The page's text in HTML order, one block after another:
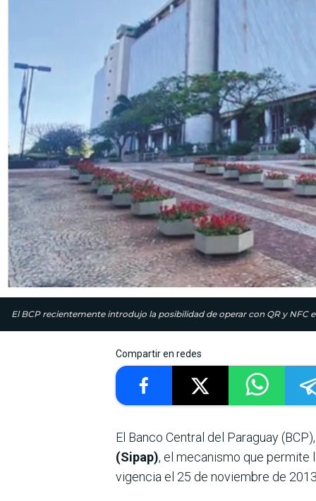
El BCP recientemente introdujo la posibilidad de operar con QR y NFC
Compartir en redes
El Banco Central del Paraguay
(Sipap), el mecanismo que permite
vigencia el 25 de noviembre de